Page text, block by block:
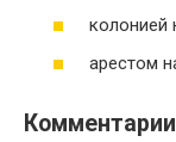
колонией
арестом